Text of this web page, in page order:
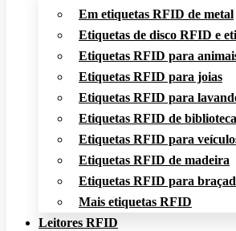
Em etiquetas RFID de metal
Etiquetas de disco RFID e
Etiquetas RFID para
Etiquetas RFID para joias
Etiquetas RFID para
Etiquetas RFID de biblioteca
Etiquetas RFID para
Etiquetas RFID de madeira
Etiquetas RFID para
Mais etiquetas RFID
Leitores RFID